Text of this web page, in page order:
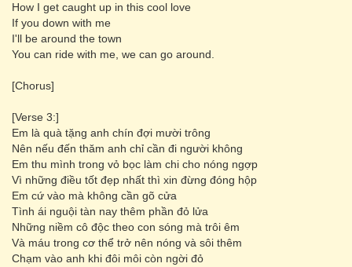
How I get caught up in this cool love
If you down with me
I'll be around the town
You can ride with me, we can go around.
[Chorus]
[Verse 3:]
Em là quà tặng anh chín đợi mười trông
Nên nếu đến thăm anh chỉ cần đi người không
Em thu mình trong vỏ bọc làm chi cho nóng ngợp
Vì những điều tốt đẹp nhất thì xin đừng đóng hộp
Em cứ vào mà không cần gõ cửa
Tình ái nguội tàn nay thêm phần đỏ lửa
Những niềm cô độc theo con sóng mà trôi êm
Và máu trong cơ thể trở nên nóng và sôi thêm
Chạm vào anh khi đôi môi còn ngời đỏ